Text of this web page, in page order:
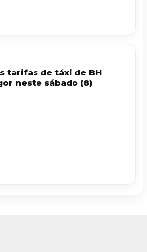
tarifas de táxi de BH
neste sábado (8)